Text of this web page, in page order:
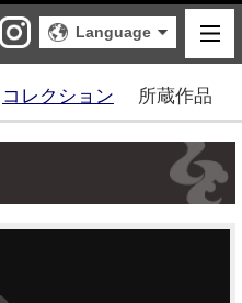
しもだて美術館
X Instagram
Language
コレクション 所蔵作品